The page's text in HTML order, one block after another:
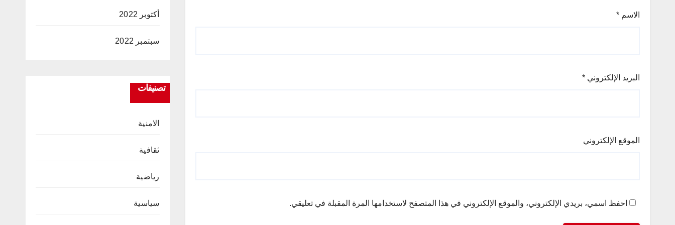
الاسم *
البريد الإلكتروني *
الموقع الإلكتروني
احفظ اسمي، بريدي الإلكتروني، والموقع الإلكتروني في هذا المتصفح لاستخدامها المرة المقبلة في تعليقي.
أكتوبر 2022
سبتمبر 2022
تصنيفات
الامنية
ثقافية
رياضية
سياسية